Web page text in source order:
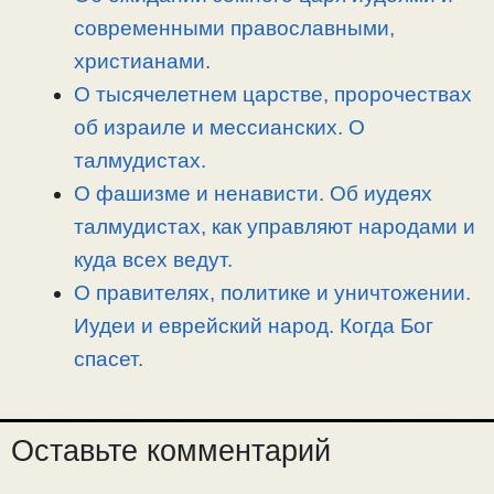
ь
современными православными,
христианами.
О тысячелетнем царстве, пророчествах
об израиле и мессианских. О
талмудистах.
О фашизме и ненависти. Об иудеях
талмудистах, как управляют народами и
куда всех ведут.
О правителях, политике и уничтожении.
Иудеи и еврейский народ. Когда Бог
спасет.
Оставьте комментарий